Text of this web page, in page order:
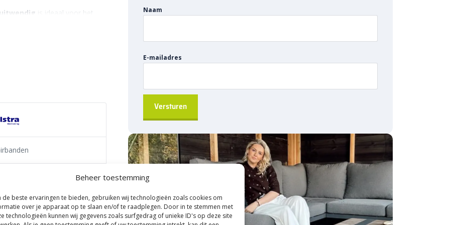
Beheer toestemming
de beste ervaringen te bieden, gebruiken wij technologieën zoals cookies om
over je apparaat op te slaan en/of te raadplegen. Door in te stemmen met
technologieën kunnen wij gegevens zoals surfgedrag of unieke ID's op deze site
is ideaal voor het
trottoir. Dit type trottoirband
betrouwbare en robuuste
B.V.
sterke afscheiding te bieden
afscheiding wordt
en eventueel op
Dehol&dol verbinding
Naam
E-mailadres